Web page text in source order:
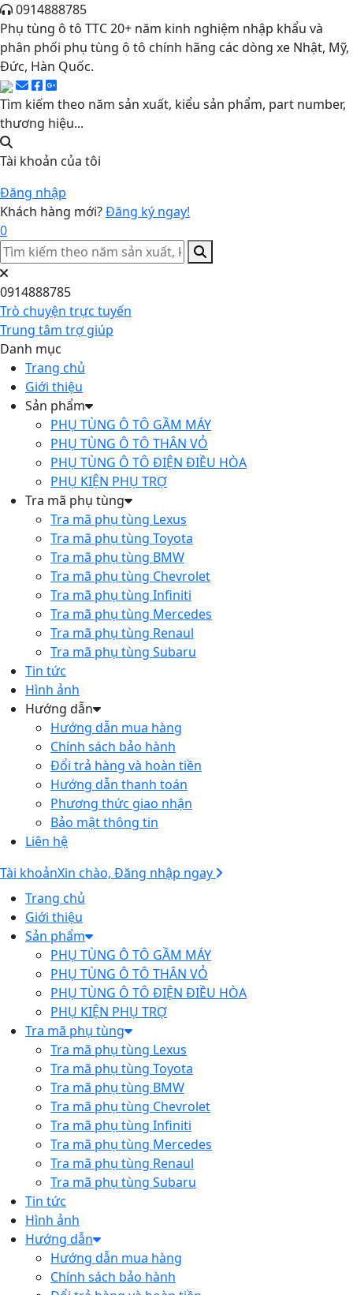
0914888785
Phụ tùng ô tô TTC 20+ năm kinh nghiệm nhập khẩu và
phân phối phụ tùng ô tô chính hãng các dòng xe Nhật, Mỹ,
Đức, Hàn Quốc.
Tìm kiếm theo năm sản xuất, kiểu sản phẩm, part number,
thương hiệu...
Tài khoản của tôi
Đăng nhập
Khách hàng mới?Đăng ký ngay!
0
0914888785
Trò chuyện trực tuyến
Trung tâm trợ giúp
Danh mục
Trang chủ
Giới thiệu
Sản phẩm
PHỤ TÙNG Ô TÔ GẦM MÁY
PHỤ TÙNG Ô TÔ THÂN VỎ
PHỤ TÙNG Ô TÔ ĐIỆN ĐIỀU HÒA
PHỤ KIỆN PHỤ TRỢ
Tra mã phụ tùng
Tra mã phụ tùng Lexus
Tra mã phụ tùng Toyota
Tra mã phụ tùng BMW
Tra mã phụ tùng Chevrolet
Tra mã phụ tùng Infiniti
Tra mã phụ tùng Mercedes
Tra mã phụ tùng Renaul
Tra mã phụ tùng Subaru
Tin tức
Hình ảnh
Hướng dẫn
Hướng dẫn mua hàng
Chính sách bảo hành
Đổi trả hàng và hoàn tiền
Hướng dẫn thanh toán
Phương thức giao nhận
Bảo mật thông tin
Liên hệ
Tài khoảnXin chào, Đăng nhập ngay
Trang chủ
Giới thiệu
Sản phẩm
PHỤ TÙNG Ô TÔ GẦM MÁY
PHỤ TÙNG Ô TÔ THÂN VỎ
PHỤ TÙNG Ô TÔ ĐIỆN ĐIỀU HÒA
PHỤ KIỆN PHỤ TRỢ
Tra mã phụ tùng
Tra mã phụ tùng Lexus
Tra mã phụ tùng Toyota
Tra mã phụ tùng BMW
Tra mã phụ tùng Chevrolet
Tra mã phụ tùng Infiniti
Tra mã phụ tùng Mercedes
Tra mã phụ tùng Renaul
Tra mã phụ tùng Subaru
Tin tức
Hình ảnh
Hướng dẫn
Hướng dẫn mua hàng
Chính sách bảo hành